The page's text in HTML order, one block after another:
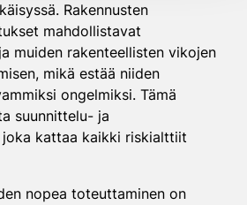
Rakennusten
mahdollistavat
muiden rakenteellisten vikojen
mikä estää niiden
ongelmiksi. Tämä
suunnittelu- ja
joka kattaa kaikki riskialttiit
nopea toteuttaminen on